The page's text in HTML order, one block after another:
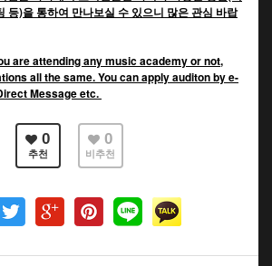
등)을 통하여 만나보실 수 있으니 많은 관심 바랍
are attending any music academy or not,
all the same. You can apply auditon by e-
Message etc.
0
추천
0
비추천